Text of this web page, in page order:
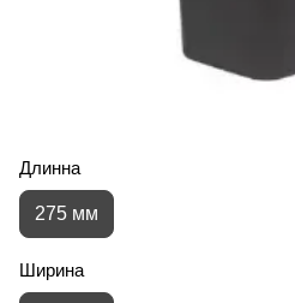
Длинна
275 мм
Ширина